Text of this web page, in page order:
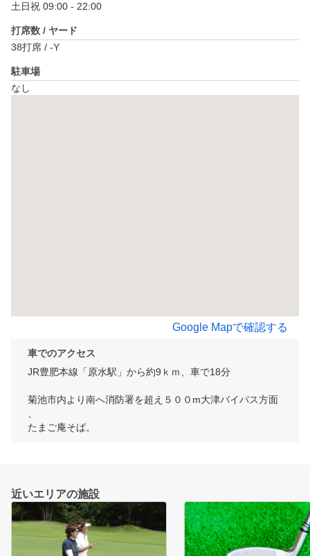
土日祝 09:00 - 22:00
打席数 / ヤード
38打席 / -Y
駐車場
なし
Google Mapで確認する
車でのアクセス
JR豊肥本線「原水駅」から約9ｋｍ、車で18分
﻿菊池市内より南へ消防署を超え５００m大津バイパス方面
たまご庵そば。
近いエリアの施設